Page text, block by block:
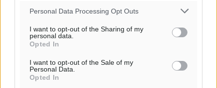
Personal Data Processing Opt Outs
I want to opt-out of the Sharing of my
personal data.
Opted In
I want to opt-out of the Sale of my
Personal Data.
Opted In